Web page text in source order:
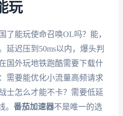
玩
了能玩使命召唤OL吗？能，
延迟压到50ms以内，爆头判
国外玩地铁跑酷需要下载什
需要能优化小流量高频请求
士怎么才能不卡？需要低延
。 番茄加速器不是唯一的选